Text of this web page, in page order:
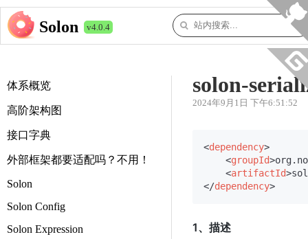
Solon v4.0.4
体系概览
高阶架构图
接口字典
外部框架都要适配吗？不用！
Solon
Solon Config
Solon Expression
solon-
2024年9月1日 下午6:51:52
<dependency>
<groupId>
<artifactId>
</dependency>
1、描述